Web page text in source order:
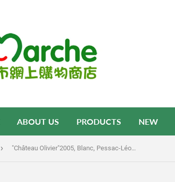
ABOUT US PRODUCTS NEW
› "Château Olivier"2005, Blanc, Pessac-Léognan, France︱"シャトー • オリヴィエ"2005, ブラン, ペサック • レオニャン, フランス | 750ml